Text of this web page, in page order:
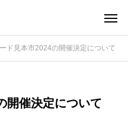
ド見本市2024の開催決定について
開催決定について